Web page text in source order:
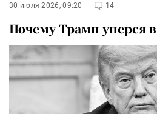
30 июля 2026, 09:20 14
Почему Трамп уперся